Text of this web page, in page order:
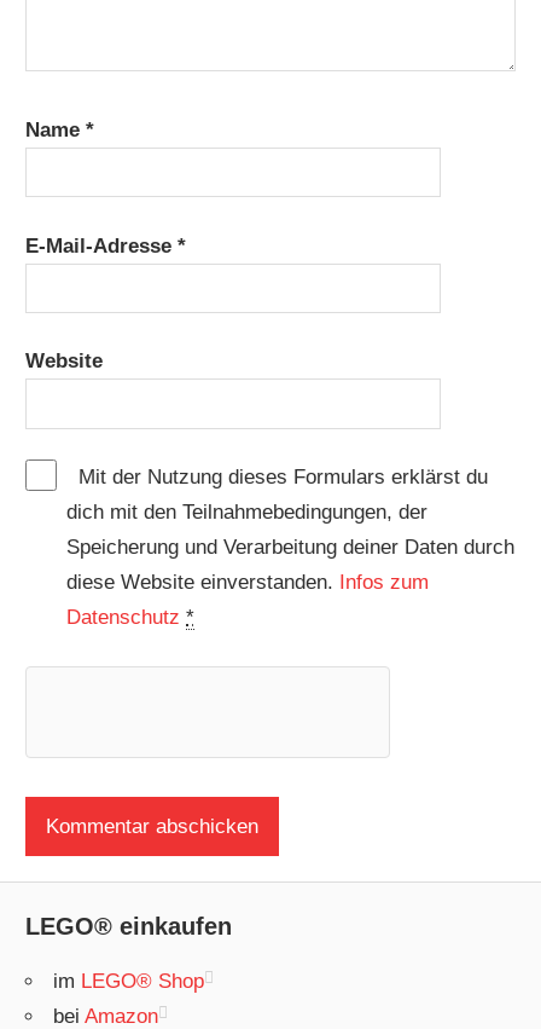
Name*
E-Mail-Adresse*
Website
Mit der Nutzung dieses Formulars erklärst du
dich mit den Teilnahmebedingungen, der
Speicherung und Verarbeitung deiner Daten durch
diese Website einverstanden. Infos zum
Datenschutz *
LEGO® einkaufen
im LEGO® Shop
beiAmazon